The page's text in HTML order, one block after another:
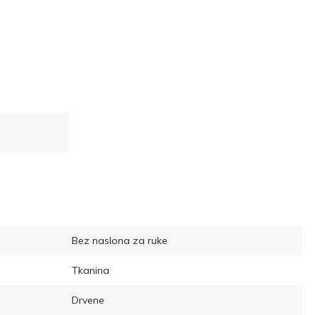
Bez naslona za ruke
Tkanina
Drvene